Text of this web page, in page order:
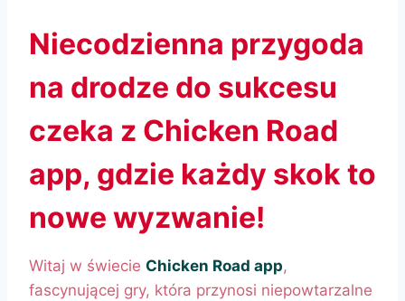
Niecodzienna przygoda
na drodze do sukcesu
czeka z Chicken Road
app, gdzie każdy skok to
nowe wyzwanie!
Witaj w świecie Chicken Road app,
fascynującej gry, która przynosi niepowtarzalne